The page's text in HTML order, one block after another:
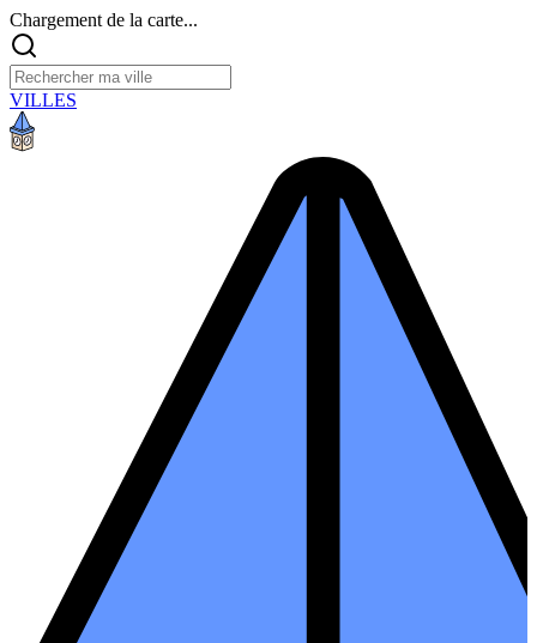
Chargement de la carte...
VILLES